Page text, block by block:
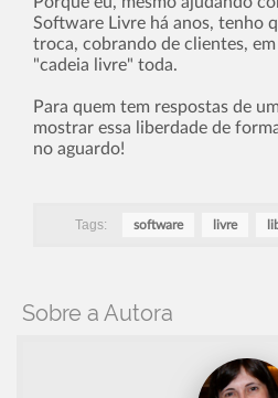
Software Livre há anos, tenho
troca, cobrando de clientes,
"cadeia livre" toda.
Para quem tem respostas de
mostrar essa liberdade de
no aguardo!
Tags: software livre
Sobre a Autora